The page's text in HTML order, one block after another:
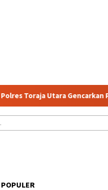
Utara Gencarkan Patroli